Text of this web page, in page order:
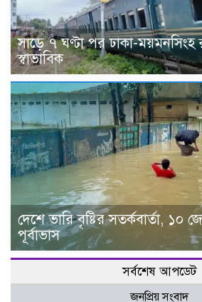
সাড়ে ৭ ঘণ্টা পর ঢাকা-ময়মনসিংহ
স্বাভাবিক
দেশে ভারি বৃষ্টির সতর্কবার্তা, ১০
পূর্বাভাস
সর্বশেষ আপডেট
জনপ্রিয় সংবাদ